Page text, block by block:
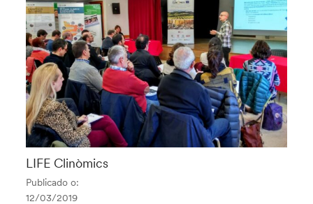
LIFE Clinòmics
Publicado o:
12/03/2019